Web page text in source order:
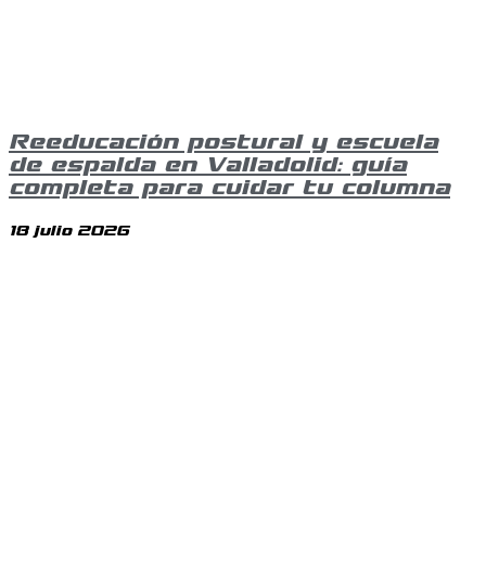
Reeducación postural y escuela
de espalda en Valladolid: guía
completa para cuidar tu columna
18 julio 2026